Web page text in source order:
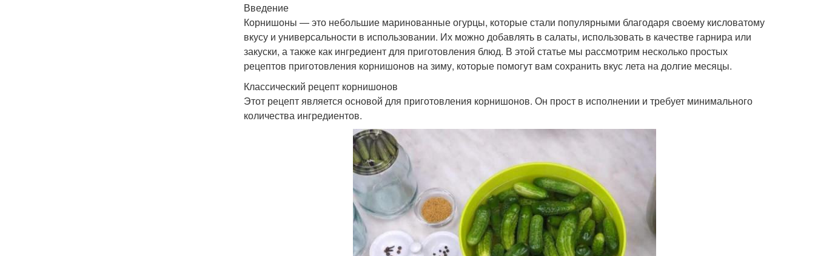
Введение
Корнишоны — это небольшие маринованные огурцы, которые стали популярными благодаря своему кисловатому
вкусу и универсальности в использовании. Их можно добавлять в салаты, использовать в качестве гарнира или
закуски, а также как ингредиент для приготовления блюд. В этой статье мы рассмотрим несколько простых
рецептов приготовления корнишонов на зиму, которые помогут вам сохранить вкус лета на долгие месяцы.
Классический рецепт корнишонов
Этот рецепт является основой для приготовления корнишонов. Он прост в исполнении и требует минимального
количества ингредиентов.